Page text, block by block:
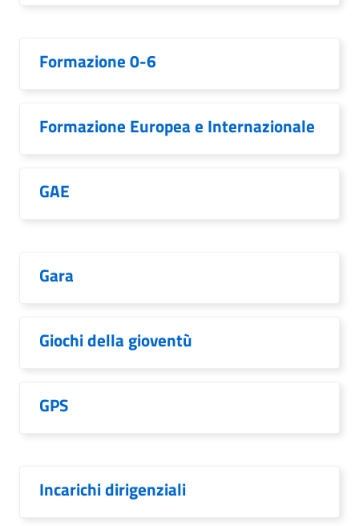
Formazione 0-6
Formazione Europea e Internazionale
GAE
Gara
Giochi della gioventù
GPS
Incarichi dirigenziali